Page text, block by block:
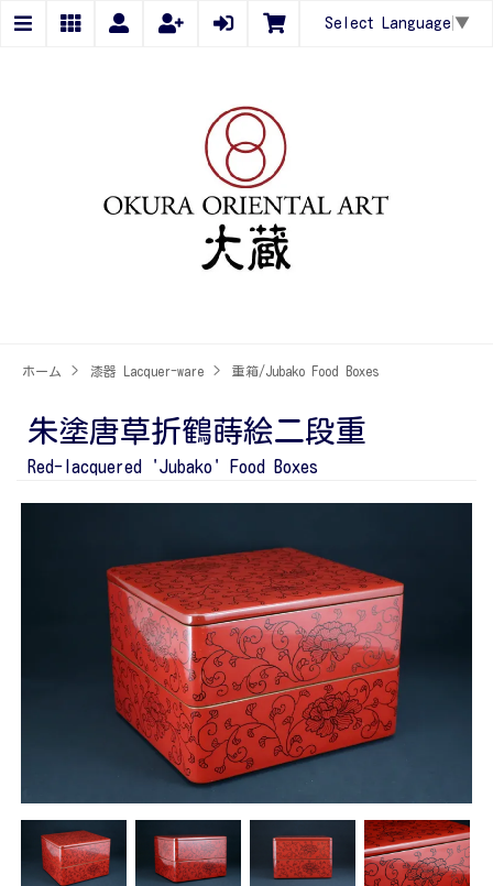
Select Language ▼
ホーム > 漆器 Lacquer-ware > 重箱/Jubako Food Boxes
朱塗唐草折鶴蒔絵二段重
Red-lacquered 'Jubako' Food Boxes